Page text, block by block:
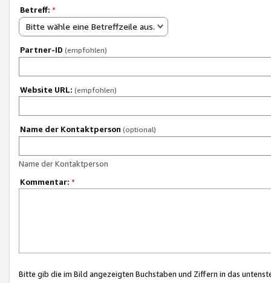
Betreff: *
Bitte wähle eine Betreffzeile aus.
Partner-ID (empfohlen)
Website URL: (empfohlen)
Name der Kontaktperson (optional)
Name der Kontaktperson
Kommentar: *
Bitte gib die im Bild angezeigten Buchstaben und Ziffern in das